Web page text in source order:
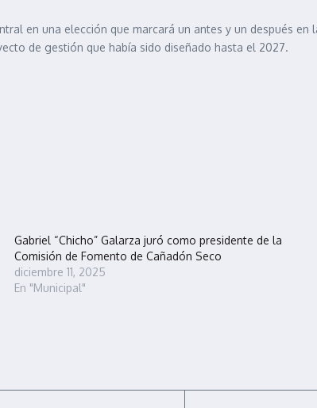
en una elección que marcará un antes y un después
de gestión que había sido diseñado hasta el 2027.
Gabriel “Chicho” Galarza juró como presidente de la
Comisión de Fomento de Cañadón Seco
diciembre 11, 2025
En "Municipal"